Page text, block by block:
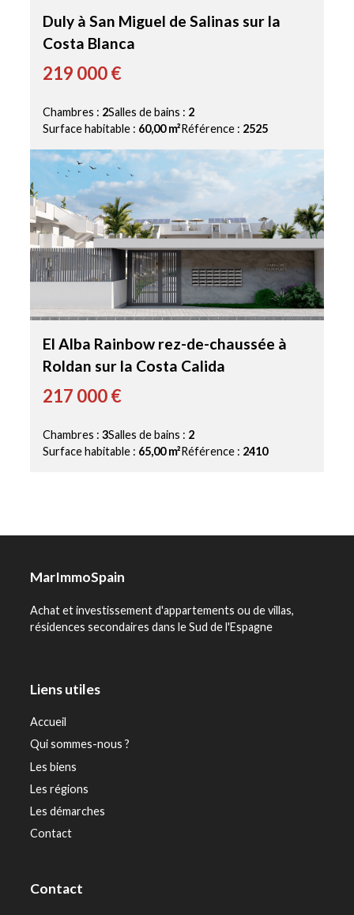
Duly à San Miguel de Salinas sur la
Costa Blanca
219 000 €
Chambres : 2Salles de bains : 2
Surface habitable : 60,00 m²Référence : 2525
El Alba Rainbow rez-de-chaussée à
Roldan sur la Costa Calida
217 000 €
Chambres :3Salles de bains : 2
Surface habitable : 65,00 m²Référence : 2410
MarImmoSpain
Achat et investissement d'appartements ou de villas,
résidences secondaires dans le Sud de l'Espagne
Liens utiles
Accueil
Qui sommes-nous ?
Les biens
Les régions
Les démarches
Contact
Contact